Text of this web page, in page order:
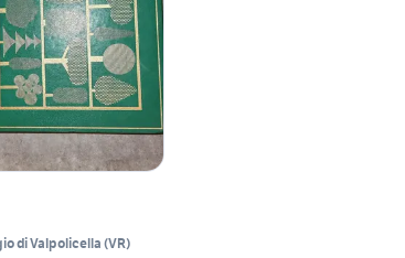
di Valpolicella(VR)